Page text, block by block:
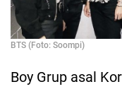
BTS (Foto: Soompi)
Boy Grup asal